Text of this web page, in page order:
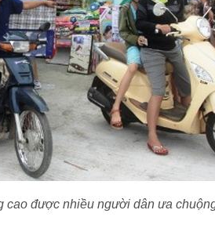
cao được nhiều người dân ưa